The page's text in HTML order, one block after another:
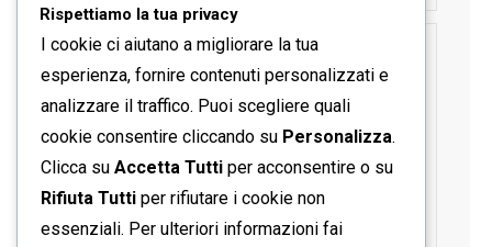
SEGUICI SU FACEBOOK
Rispettiamo la tua privacy
I cookie ci aiutano a migliorare la tua
esperienza, fornire contenuti personalizzati e
analizzare il traffico. Puoi scegliere quali
cookie consentire cliccando su Personalizza.
Clicca su Accetta Tutti per acconsentire o su
Rifiuta Tutti per rifiutare i cookie non
essenziali. Per ulteriori informazioni fai